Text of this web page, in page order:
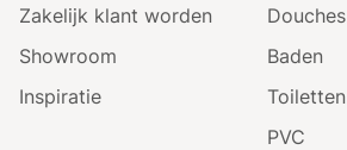
Zakelijk klant worden
Showroom
Inspiratie
Douches
Baden
Toiletten
PVC